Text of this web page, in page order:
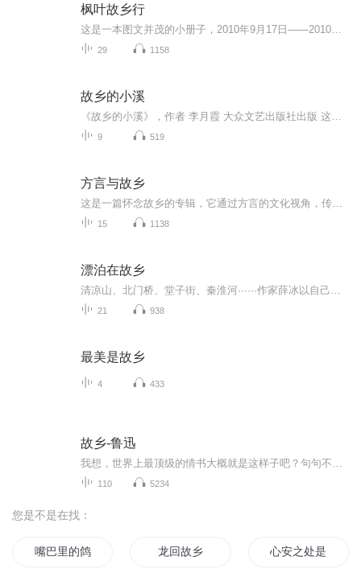
枫叶故乡行
29 1158
故乡的小溪
9 519
方言与故乡
15 1138
漂泊在故乡
21 938
最美是故乡
4 433
故乡-鲁迅
110 5234
您是不是在找：
嘴巴里的鸽子 龙回故乡 心安之处是故乡